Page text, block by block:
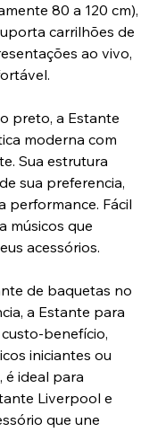
80 a 120 cm),
carrilhões de
ao vivo,
preto, a Estante
moderna com
Sua estrutura
sua preferencia,
performance. Fácil
músicos que
acessórios.
de baquetas no
a Estante para
benefício,
iniciantes ou
é ideal para
Liverpool e
que une